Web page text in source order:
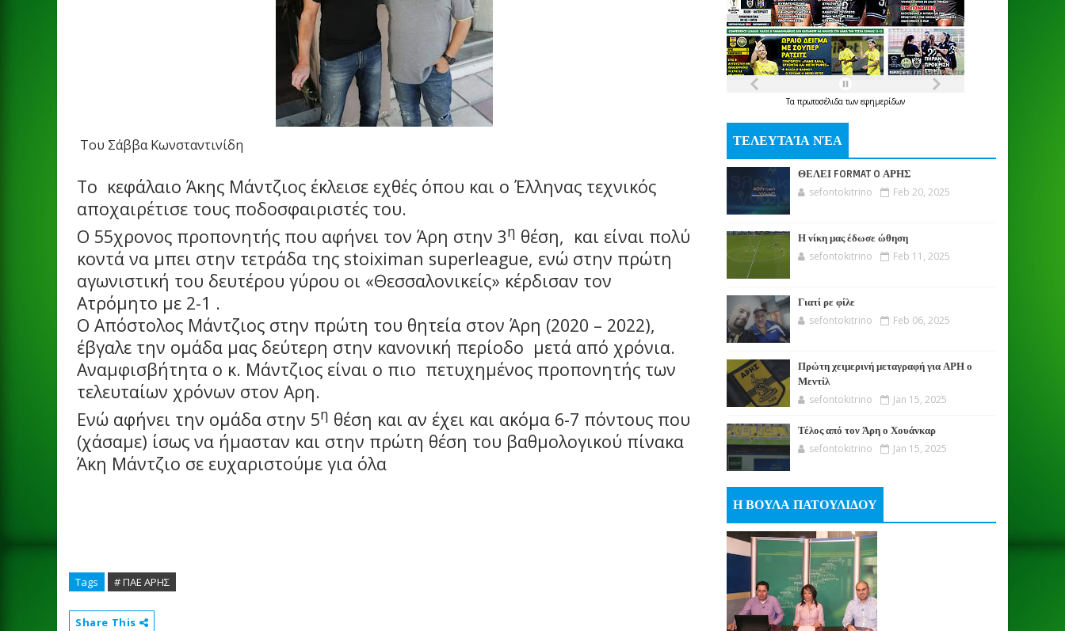
Του Σάββα Κωνσταντινίδη
Το κεφάλαιο Άκης Μάντζιος έκλεισε εχθές όπου και ο Έλληνας τεχνικός
αποχαιρέτισε τους ποδοσφαιριστές του.
Ο 55χρονος προπονητής που αφήνει τον Άρη στην 3η θέση, και είναι πολύ
κοντά να μπει στην τετράδα της stoiximan superleague, ενώ στην πρώτη
αγωνιστική του δευτέρου γύρου οι «Θεσσαλονικείς» κέρδισαν τον
Ατρόμητο με 2-1 .
Ο Απόστολος Μάντζιος στην πρώτη του θητεία στον Άρη (2020 – 2022),
έβγαλε την ομάδα μας δεύτερη στην κανονική περίοδο μετά από χρόνια.
Αναμφισβήτητα ο κ. Μάντζιος είναι ο πιο πετυχημένος προπονητής των
τελευταίων χρόνων στον Αρη.
Ενώ αφήνει την ομάδα στην 5η θέση και αν έχει και ακόμα 6-7 πόντους που
(χάσαμε) ίσως να ήμασταν και στην πρώτη θέση του βαθμολογικού πίνακα
Άκη Μάντζιο σε ευχαριστούμε για όλα
Tags # ΠΑΕ ΑΡΗΣ
Share This
Τα πρωτοσέλιδατων εφημερίδων
ΤΕΛΕΥΤΑΊΑ ΝΈΑ
ΘΕΛΕΙ FORMAT O ΑΡΗΣ
sefontokitrino Feb 20, 2025
Η νίκη μας έδωσε ώθηση
sefontokitrino Feb 11, 2025
Γιατί ρε φίλε
sefontokitrino Feb 06, 2025
Πρώτη χειμερινή μεταγραφή για ΑΡΗ ο
Μεντίλ
sefontokitrino Jan 15, 2025
Τέλος από τον Άρη ο Χουάνκαρ
sefontokitrino Jan 15, 2025
Η ΒΟΥΛΑ ΠΑΤΟΥΛΙΔΟΥ